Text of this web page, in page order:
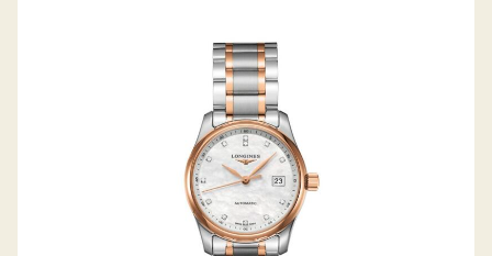
THE MASTER COLLECTION